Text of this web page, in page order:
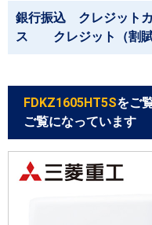
銀行振込 クレジット
ス クレジット（割賦
FDKZ1605HT5Sをご
ご覧になっています